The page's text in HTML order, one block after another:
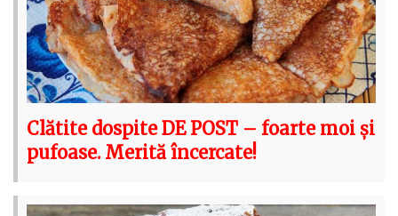
Clătite dospite DE POST – foarte moi și
pufoase. Merită încercate!